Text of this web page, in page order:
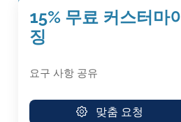
15% 무료 커스터마이
징
요구 사항 공유
맞춤 요청